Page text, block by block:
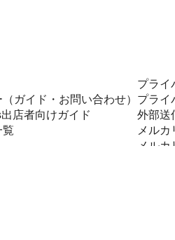
ガイド・お問い合わせ）
店者向けガイド
プライ
プライ
外部送
メルカ
メル